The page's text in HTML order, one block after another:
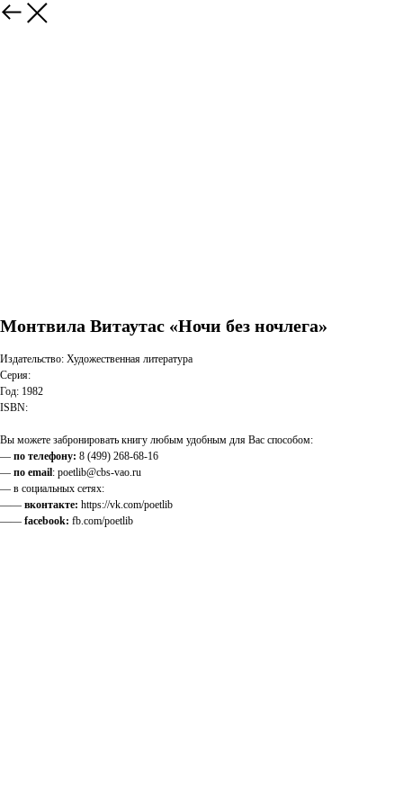
Монтвила Витаутас «Ночи без ночлега»
Издательство: Художественная литература
Серия:
Год: 1982
ISBN:
Вы можете забронировать книгу любым удобным для Вас способом:
— по телефону: 8 (499) 268-68-16
— по email: poetlib@cbs-vao.ru
— в социальных сетях:
—— вконтакте: https://vk.com/poetlib
—— facebook: fb.com/poetlib